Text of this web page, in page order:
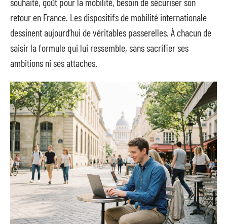
retour en France. Les dispositifs de mobilité internationale
dessinent aujourd’hui de véritables passerelles. À chacun de
saisir la formule qui lui ressemble, sans sacrifier ses
ambitions ni ses attaches.